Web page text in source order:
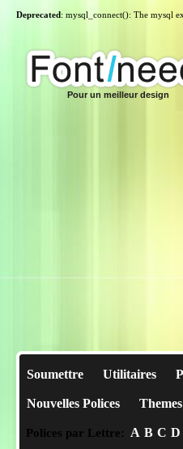
Deprecated: mysql_connect(): The mysql
Pour un meilleur design
Soumettre Utilitaires
Nouvelles Polices Themes
Polices par Lettre: A B C D